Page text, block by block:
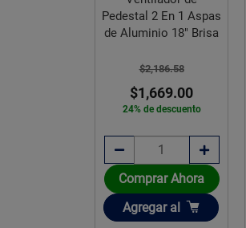
Pedestal 2 En 1 Aspas
de Aluminio 18" Brisa
$2,186.58
$1,669.00
24% de descuento
Comprar Ahora
Añadir
Agregar al